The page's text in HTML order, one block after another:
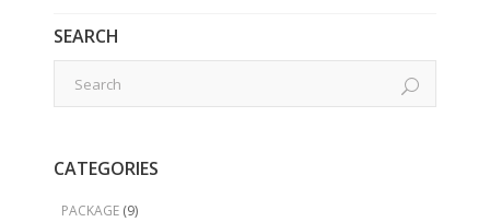
SEARCH
CATEGORIES
PACKAGE (9)